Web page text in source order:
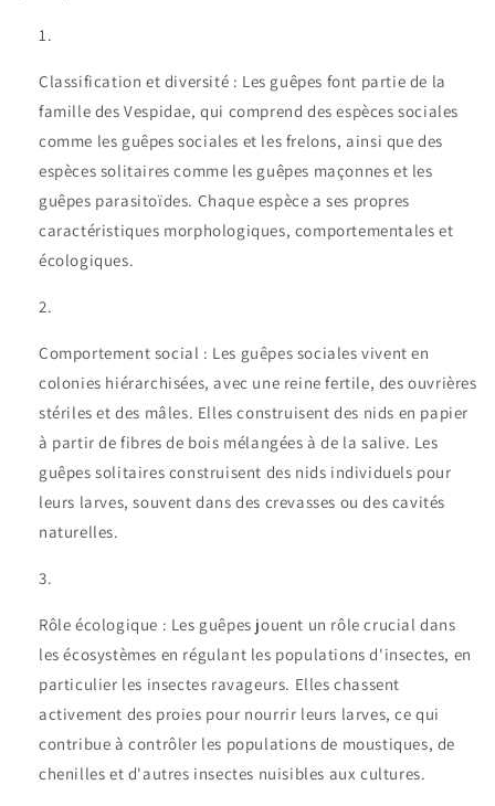
Classification et diversité : Les guêpes font partie de la
famille des Vespidae, qui comprend des espèces sociales
comme les guêpes sociales et les frelons, ainsi que des
espèces solitaires comme les guêpes maçonnes et les
guêpes parasitoïdes. Chaque espèce a ses propres
caractéristiques morphologiques, comportementales et
écologiques.
Comportement social : Les guêpes sociales vivent en
colonies hiérarchisées, avec une reine fertile, des ouvrières
stériles et des mâles. Elles construisent des nids en papier
à partir de fibres de bois mélangées à de la salive. Les
guêpes solitaires construisent des nids individuels pour
leurs larves, souvent dans des crevasses ou des cavités
naturelles.
Rôle écologique : Les guêpes jouent un rôle crucial dans
les écosystèmes en régulant les populations d'insectes, en
particulier les insectes ravageurs. Elles chassent
activement des proies pour nourrir leurs larves, ce qui
contribue à contrôler les populations de moustiques, de
chenilles et d'autres insectes nuisibles aux cultures.